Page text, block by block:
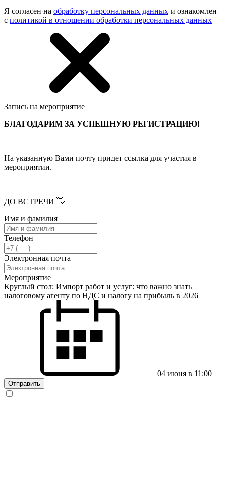
Я согласен на обработку персональных данных и ознакомлен
с политикой в отношении обработки персональных данных
Запись на мероприятие
БЛАГОДАРИМ ЗА УСПЕШНУЮ РЕГИСТРАЦИЮ!
На указанную Вами почту придет ссылка для участия в
мероприятии.
ДО ВСТРЕЧИ 👋
Имя и фамилия
Телефон
Электронная почта
Мероприятие
Круглый стол: Импорт работ и услуг: что важно знать
налоговому агенту по НДС и налогу на прибыль в 2026
04 июня в 11:00
Отправить